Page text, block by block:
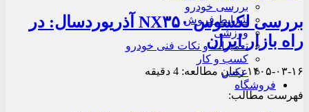
بررسی خودرو
شرایط فروش
ورزشی
تعمیرات و نکات فنی خودرو
کسب و کار
عکس
فروشگاه
بررسی لکسوس NX۳۵۰ آذریوردسال: در
راه بازار ایران
۱۴۰۵-۰۳-۱۶زمان مطالعه: 4 دقیقه
فهرست مطالب: